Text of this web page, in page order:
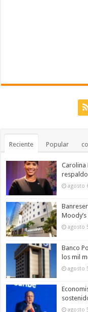
Reciente Popular
Carolina
respaldo
agosto
agosto
Banco
los mil
agosto
agosto